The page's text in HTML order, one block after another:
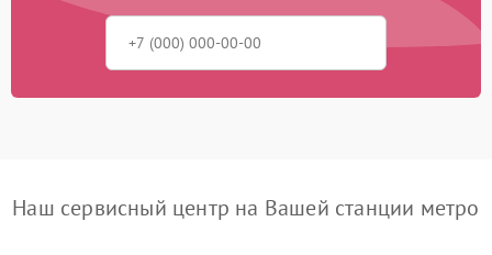
Наш сервисный центр на Вашей станции метро